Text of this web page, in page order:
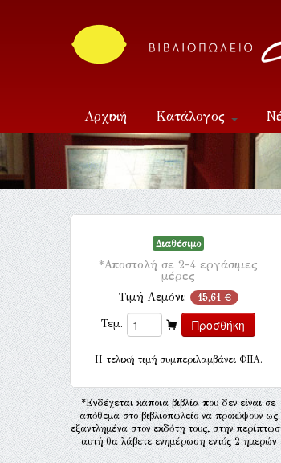
Αρχική Κατάλογος
Επικοινωνία
Διαθέσιμο
*Αποστολή σε 2-4 εργάσιμες
μέρες
Τιμή Λεμόνι: 15,61 €
Τεμ.
H τελική τιμή συμπεριλαμβάνει ΦΠΑ.
*Ενδέχεται κάποια βιβλία που δεν είναι σε
απόθεμα στο βιβλιοπωλείο να προκύψουν ως
εξαντλημένα στον εκδότη τους, στην
αυτή θα λάβετε ενημέρωση εντός 2 ημερών